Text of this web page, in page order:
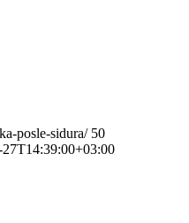
posle-sidura/ 50
27T14:39:00+03:00